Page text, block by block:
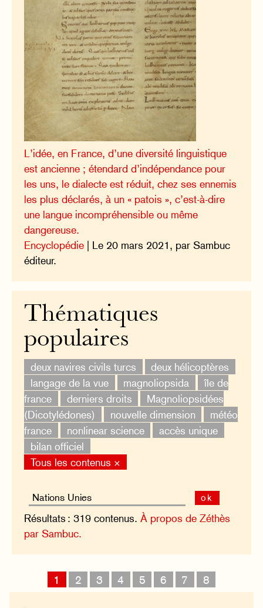
L’idée, en France, d’une diversité linguistique
est ancienne ; étendard d’indépendance pour
les uns, le dialecte est réduit, chez ses ennemis
les plus déclarés, à un « patois », c’est-à-dire
une langue incompréhensible ou même
dangereuse.
Encyclopédie | Le 20 mars 2021, par Sambuc
éditeur.
Thématiques
populaires
deux navires civils turcs
deux hélicoptères
langage de la vue
magnoliopsida
île de
france
derniers droits
Magnoliopsidées
(Dicotylédones)
nouvelle dimension
météo
france
nonlinear science
accès unique
bilan officiel
Tous les contenus ×
ok
Résultats : 319 contenus.À propos de Zéthès
par Sambuc.
1 2 3 4 5 6 7 8